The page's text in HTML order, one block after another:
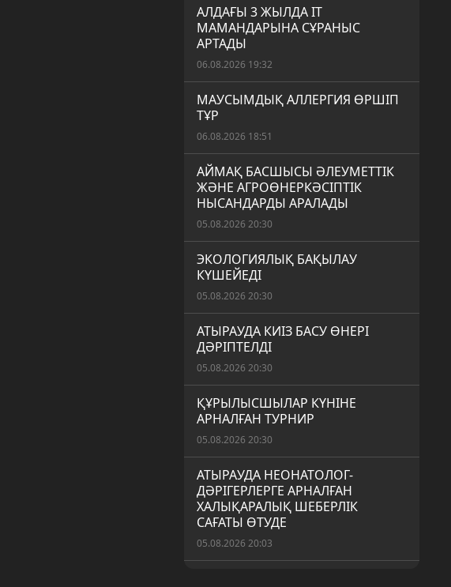
АЛДАҒЫ 3 ЖЫЛДА IT
МАМАНДАРЫНА СҰРАНЫС
АРТАДЫ
06.08.2026 19:32
МАУСЫМДЫҚ АЛЛЕРГИЯ ӨРШІП
ТҰР
06.08.2026 18:51
АЙМАҚ БАСШЫСЫ ӘЛЕУМЕТТІК
ЖӘНЕ АГРОӨНЕРКӘСІПТІК
НЫСАНДАРДЫ АРАЛАДЫ
05.08.2026 20:30
ЭКОЛОГИЯЛЫҚ БАҚЫЛАУ
КҮШЕЙЕДІ
05.08.2026 20:30
АТЫРАУДА КИІЗ БАСУ ӨНЕРІ
ДӘРІПТЕЛДІ
05.08.2026 20:30
ҚҰРЫЛЫСШЫЛАР КҮНІНЕ
АРНАЛҒАН ТУРНИР
05.08.2026 20:30
АТЫРАУДА НЕОНАТОЛОГ-
ДӘРІГЕРЛЕРГЕ АРНАЛҒАН
ХАЛЫҚАРАЛЫҚ ШЕБЕРЛІК
САҒАТЫ ӨТУДЕ
05.08.2026 20:03